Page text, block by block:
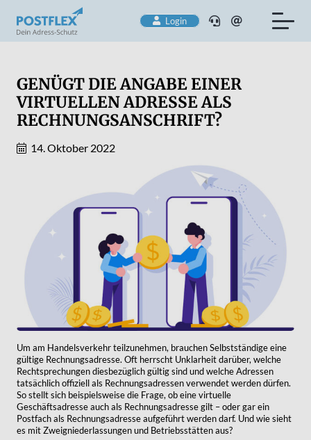
Login
GENÜGT DIE ANGABE EINER
VIRTUELLEN ADRESSE ALS
RECHNUNGSANSCHRIFT?
14. Oktober 2022
Um am Handelsverkehr teilzunehmen, brauchen Selbstständige eine
gültige Rechnungsadresse. Oft herrscht Unklarheit darüber, welche
Rechtsprechungen diesbezüglich gültig sind und welche Adressen
tatsächlich offiziell als Rechnungsadressen verwendet werden dürfen.
So stellt sich beispielsweise die Frage, ob eine virtuelle
Geschäftsadresse auch als Rechnungsadresse gilt – oder gar ein
Postfach als Rechnungsadresse aufgeführt werden darf. Und wie sieht
es mit Zweigniederlassungen und Betriebsstätten aus?